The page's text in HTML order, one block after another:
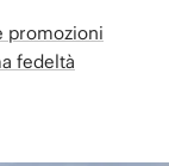
promozioni
fedeltà